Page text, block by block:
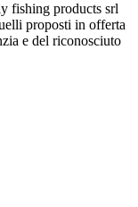
fishing products srl
proposti in offerta
e del riconosciuto